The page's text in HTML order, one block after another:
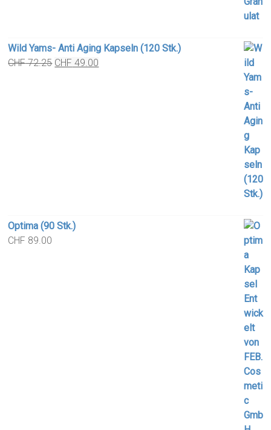
Wild Yams- Anti Aging Kapseln (120 Stk.)
CHF72.25 Original
CHF 49.00
Optima (90 Stk.)
CHF 89.00